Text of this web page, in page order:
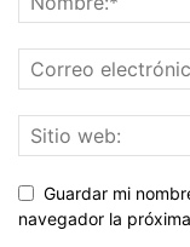
Guardar mi
navegador la